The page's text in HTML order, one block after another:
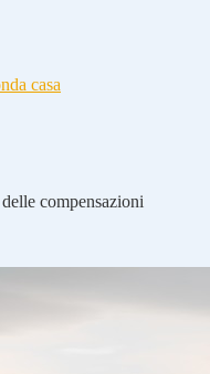
casa
compensazioni